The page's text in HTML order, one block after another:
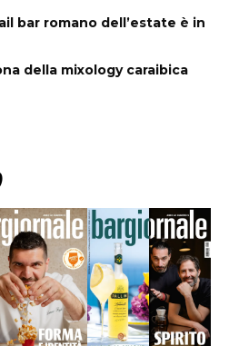
bar romano dell’estate è in
della mixology caraibica